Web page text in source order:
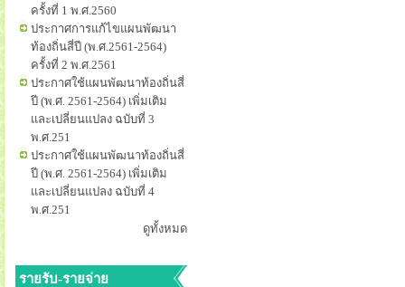
ครั้งที่ 1 พ.ศ.2560
ประกาศการแก้ไขแผนพัฒนา
ท้องถิ่นสี่ปี (พ.ศ.2561-2564)
ครั้งที่ 2 พ.ศ.2561
ประกาศใช้แผนพัฒนาท้องถิ่นสี่
ปี (พ.ศ. 2561-2564) เพิ่มเติม
และเปลี่ยนแปลง ฉบับที่ 3
พ.ศ.251
ประกาศใช้แผนพัฒนาท้องถิ่นสี่
ปี (พ.ศ. 2561-2564) เพิ่มเติม
และเปลี่ยนแปลง ฉบับที่ 4
พ.ศ.251
ดูทั้งหมด
รายรับ-รายจ่าย